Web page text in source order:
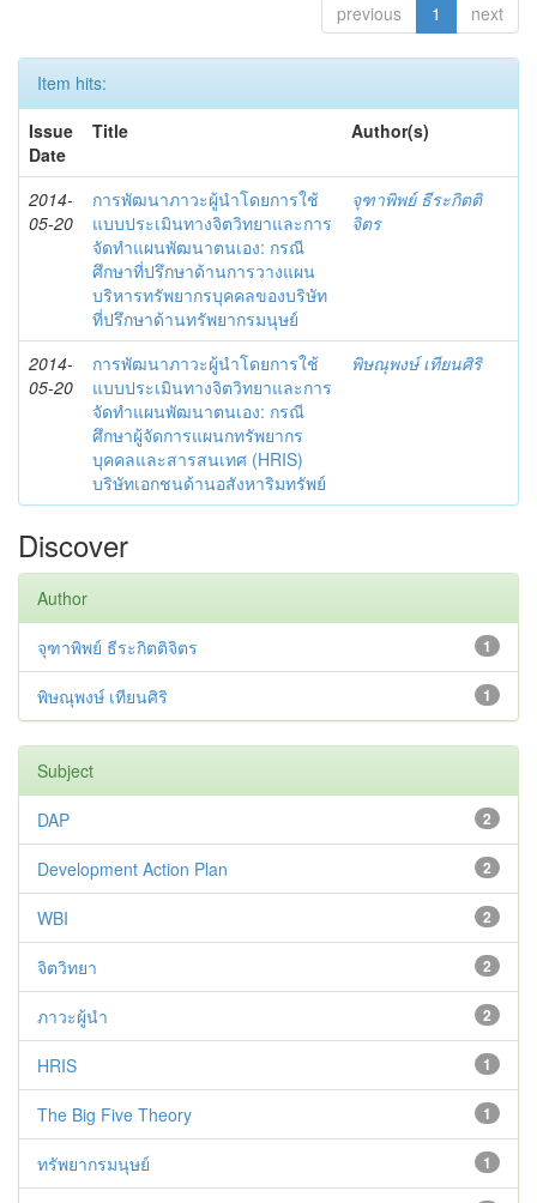
previous 1 next
Item hits:
Issue
Date
Title Author(s)
2014-
05-20
การพัฒนาภาวะผู้นำโดยการใช้
แบบประเมินทางจิตวิทยาและการ
จัดทำแผนพัฒนาตนเอง: กรณี
ศึกษาที่ปรึกษาด้านการวางแผน
บริหารทรัพยากรบุคคลของบริษัท
ที่ปรึกษาด้านทรัพยากรมนุษย์
จุฑาพิพย์ ธีระกิตติ
จิตร
2014-
05-20
การพัฒนาภาวะผู้นำโดยการใช้
แบบประเมินทางจิตวิทยาและการ
จัดทำแผนพัฒนาตนเอง: กรณี
ศึกษาผู้จัดการแผนกทรัพยากร
บุคคลและสารสนเทศ (HRIS)
บริษัทเอกชนด้านอสังหาริมทรัพย์
พิษณุพงษ์ เทียนศิริ
Discover
Author
1
จุฑาพิพย์ ธีระกิตติจิตร
1
พิษณุพงษ์ เทียนศิริ
Subject
2
DAP
2
Development Action Plan
2
WBI
2
จิตวิทยา
2
ภาวะผู้นำ
1
HRIS
1
The Big Five Theory
1
ทรัพยากรมนุษย์